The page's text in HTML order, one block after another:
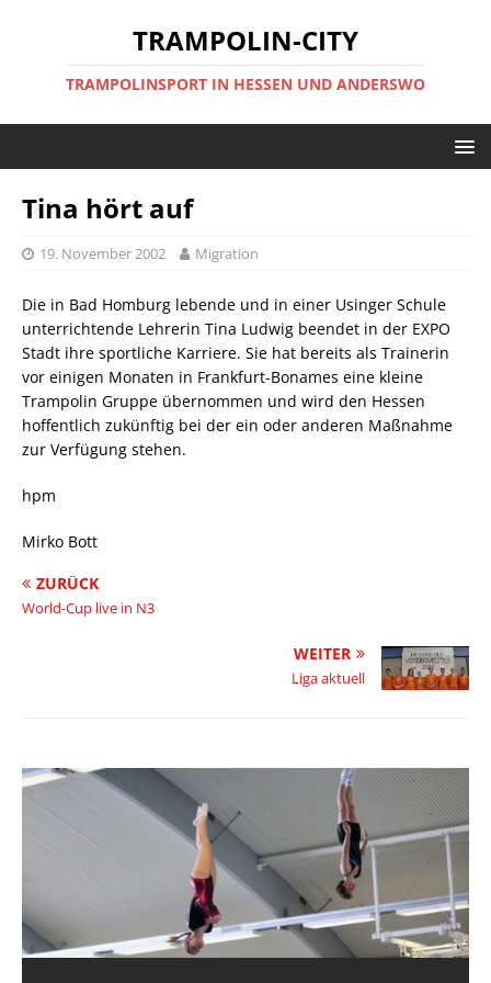
TRAMPOLIN-CITY
TRAMPOLINSPORT IN HESSEN UND ANDERSWO
Tina hört auf
19. November 2002 Migration
Die in Bad Homburg lebende und in einer Usinger Schule
unterrichtende Lehrerin Tina Ludwig beendet in der EXPO
Stadt ihre sportliche Karriere. Sie hat bereits als Trainerin
vor einigen Monaten in Frankfurt-Bonames eine kleine
Trampolin Gruppe übernommen und wird den Hessen
hoffentlich zukünftig bei der ein oder anderen Maßnahme
zur Verfügung stehen.
hpm
Mirko Bott
ZURÜCK
World-Cup live in N3
WEITER
Liga aktuell